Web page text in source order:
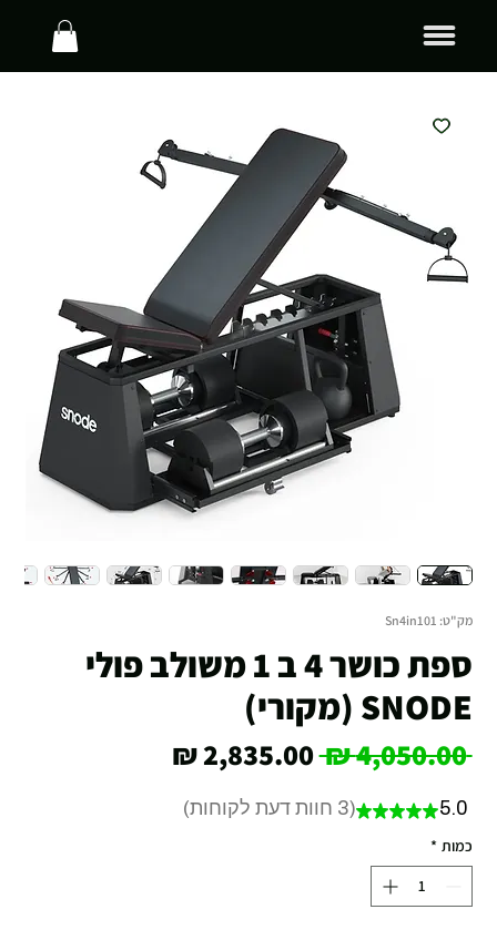
מק"ט: Sn4in101
ספת כושר 4 ב 1 משולב פולי
SNODE (מקורי)
‏4,050.00 ‏₪
מחיר
‏2,835.00 ‏₪
5.0
★
★
★
★
★
3 חוות דעת לקוחות 3
כמות *